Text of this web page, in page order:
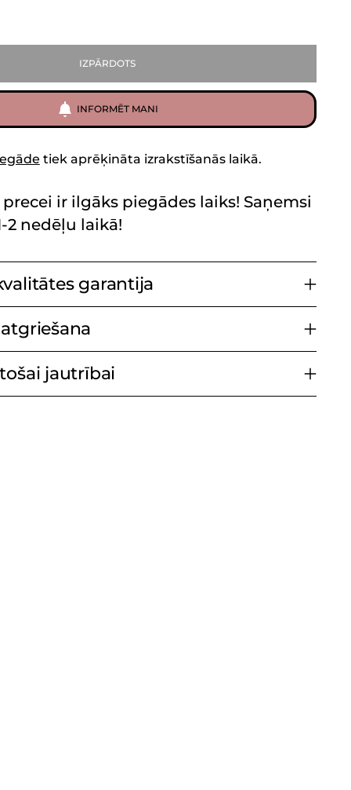
IZPĀRDOTS
INFORMĒT MANI
tiek aprēķināta izrakstīšanās laikā.
precei ir ilgāks piegādes laiks! Saņemsi
2 nedēļu laikā!
garantija
jautrībai